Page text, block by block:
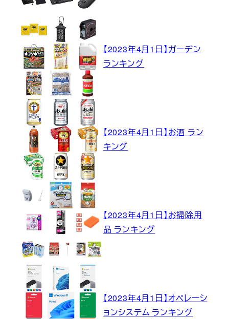
【2023年4月1日】ガーデン
ランキング
【2023年4月1日】お酒 ラン
キング
【2023年4月1日】お掃除用
品 ランキング
【2023年4月1日】オペレーシ
ョンシステム ランキング